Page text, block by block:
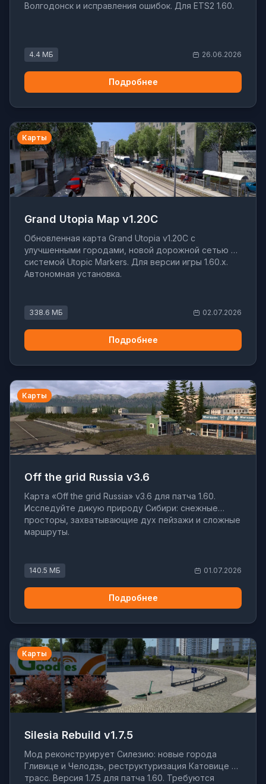
Волгодонск и исправления ошибок. Для ETS2 1.60.
4.4 МБ 26.06.2026
Подробнее
Карты
Grand Utopia Map v1.20C
Обновленная карта Grand Utopia v1.20C с
улучшенными городами, новой дорожной сетью и
системой Utopic Markers. Для версии игры 1.60.x.
Автономная установка.
338.6 МБ 02.07.2026
Подробнее
Карты
Off the grid Russia v3.6
Карта «Off the grid Russia» v3.6 для патча 1.60.
Исследуйте дикую природу Сибири: снежные
просторы, захватывающие дух пейзажи и сложные
маршруты.
140.5 МБ 01.07.2026
Подробнее
Карты
Silesia Rebuild v1.7.5
Мод реконструирует Силезию: новые города
Гливице и Челодзь, реструктуризация Катовице и
трасс. Версия 1.7.5 для патча 1.60. Требуются